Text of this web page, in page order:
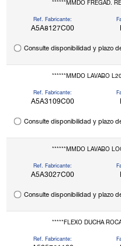
******MMDO FREGAD.
Ref. Fabricante:
A5A8127C00
Consulte disponibilidad y plazo
******MMDO LAVABO
Ref. Fabricante:
A5A3109C00
Consulte disponibilidad y plazo
******MMDO LAVABO
Ref. Fabricante:
A5A3027C00
Consulte disponibilidad y plazo
*****FLEXO DUCHA
Ref. Fabricante: